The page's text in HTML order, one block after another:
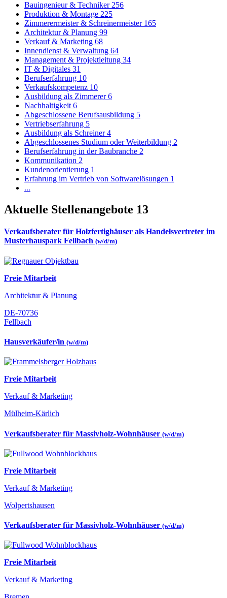
Bauingenieur & Techniker 256
Produktion & Montage 225
Zimmerermeister & Schreinermeister 165
Architektur & Planung 99
Verkauf & Marketing 68
Innendienst & Verwaltung 64
Management & Projektleitung 34
IT & Digitales 31
Berufserfahrung 10
Verkaufskompetenz 10
Ausbildung als Zimmerer6
Nachhaltigkeit 6
Abgeschlossene Berufsausbildung 5
Vertriebserfahrung 5
Ausbildung als Schreiner4
Abgeschlossenes Studium oder Weiterbildung 2
Berufserfahrung in der Baubranche 2
Kommunikation 2
Kundenorientierung 1
Erfahrung im Vertrieb von Softwarelösungen 1
...
Aktuelle Stellenangebote 13
Verkaufsberater für Holzfertighäuser als Handelsvertreter im
Musterhauspark Fellbach (w/d/m)
Freie Mitarbeit
Architektur & Planung
DE-70736
Fellbach
Hausverkäufer/in (w/d/m)
Freie Mitarbeit
Verkauf & Marketing
Mülheim-Kärlich
Verkaufsberater für Massivholz-Wohnhäuser (w/d/m)
Freie Mitarbeit
Verkauf & Marketing
Wolpertshausen
Verkaufsberater für Massivholz-Wohnhäuser (w/d/m)
Freie Mitarbeit
Verkauf & Marketing